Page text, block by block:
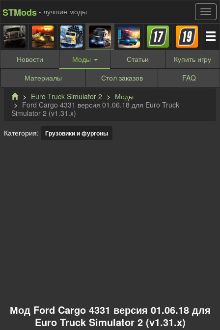
STMods - лучшие моды
Новости Моды Статьи Купить игру
Материалы
Стол заказов
FAQ
Euro Truck Simulator 2
Моды
Ford Cargo 4331 версия 01.06.18 для Euro Truck
Simulator 2 (v1.31.x)
Категория: Грузовики и фургоны
Мод Ford Cargo 4331 версия 01.06.18 для
Euro Truck Simulator 2 (v1.31.x)